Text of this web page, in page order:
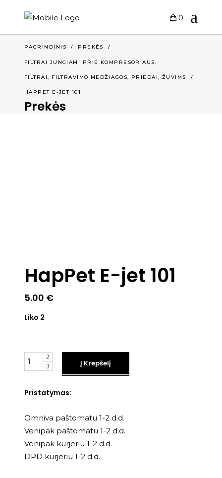
0
PAGRINDINIS / PREKĖS /
FILTRAI JUNGIAMI PRIE KOMPRESORIAUS,
FILTRAI, FILTRAVIMO MEDŽIAGOS, PRIEDAI,ŽUVIMS /
HAPPET E-JET 101
Prekės
HapPet E-jet 101
5.00 €
Liko 2
Kiekis
Į Krepšelį
Pristatymas:
Omniva paštomatu 1-2 d.d.
Venipak paštomatu 1-2 d.d.
Venipak kurjeriu 1-2 d.d.
DPD kurjeriu 1-2 d.d.